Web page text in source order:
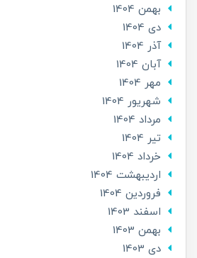
بهمن 1404
دی 1404
آذر 1404
آبان 1404
مهر 1404
شهریور 1404
مرداد 1404
تير 1404
خرداد 1404
ارديبهشت 1404
فروردین 1404
اسفند 1403
بهمن 1403
دی 1403